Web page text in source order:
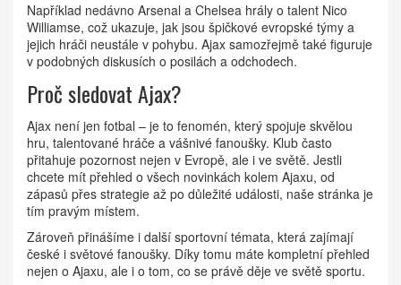
Například nedávno Arsenal a Chelsea hrály o talent Nico
Williamse, což ukazuje, jak jsou špičkové evropské týmy a
jejich hráči neustále v pohybu. Ajax samozřejmě také figuruje
v podobných diskusích o posilách a odchodech.
Proč sledovat Ajax?
Ajax není jen fotbal – je to fenomén, který spojuje skvělou
hru, talentované hráče a vášnivé fanoušky. Klub často
přitahuje pozornost nejen v Evropě, ale i ve světě. Jestli
chcete mít přehled o všech novinkách kolem Ajaxu, od
zápasů přes strategie až po důležité události, naše stránka je
tím pravým místem.
Zároveň přinášíme i další sportovní témata, která zajímají
české i světové fanoušky. Díky tomu máte kompletní přehled
nejen o Ajaxu, ale i o tom, co se právě děje ve světě sportu.